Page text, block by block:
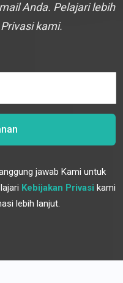
Anda. Pelajari lebih
kami.
jawab Kami untuk
Kebijakan Privasi kami
lebih lanjut.